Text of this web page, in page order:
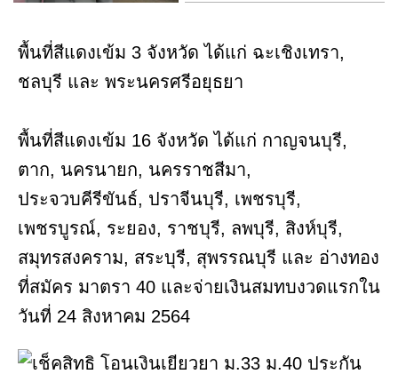
พื้นที่สีแดงเข้ม 3 จังหวัด ได้แก่ ฉะเชิงเทรา,
ชลบุรี และ พระนครศรีอยุธยา
พื้นที่สีแดงเข้ม 16 จังหวัด ได้แก่ กาญจนบุรี,
ตาก, นครนายก, นครราชสีมา,
ประจวบคีรีขันธ์, ปราจีนบุรี, เพชรบุรี,
เพชรบูรณ์, ระยอง, ราชบุรี, ลพบุรี, สิงห์บุรี,
สมุทรสงคราม, สระบุรี, สุพรรณบุรี และ อ่างทอง
ที่สมัคร มาตรา 40 และจ่ายเงินสมทบงวดแรกใน
วันที่ 24 สิงหาคม 2564